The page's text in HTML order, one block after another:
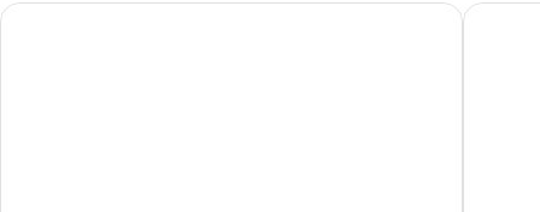
Rove Downtown Dubai Leva